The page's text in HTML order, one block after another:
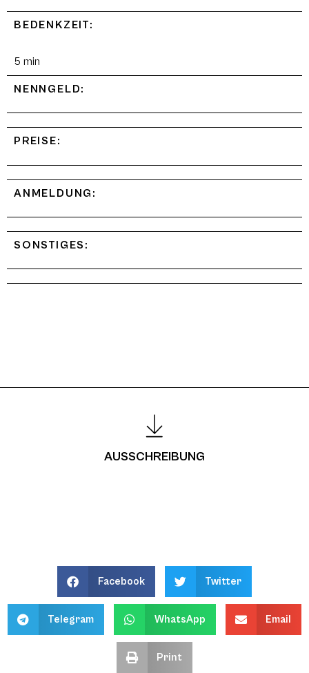
BEDENKZEIT:
5 min
NENNGELD:
PREISE:
ANMELDUNG:
SONSTIGES:
AUSSCHREIBUNG
Facebook Twitter
Telegram WhatsApp Email
Print